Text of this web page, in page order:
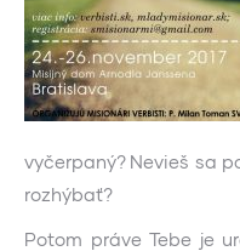
vyčerpaný? Nevieš sa
rozhýbať?
Potom práve Tebe je